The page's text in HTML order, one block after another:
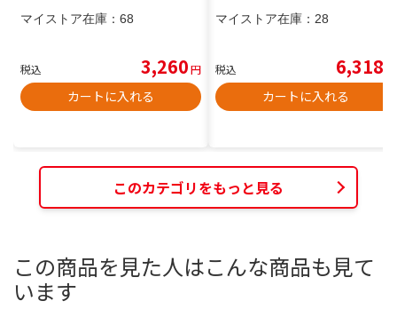
マイストア在庫： 68
税込 3,260円
カートに入れる
マイストア在庫： 28
税込 6,318
カートに入れる
このカテゴリをもっと見る
この商品を見た人はこんな商品も見て
います